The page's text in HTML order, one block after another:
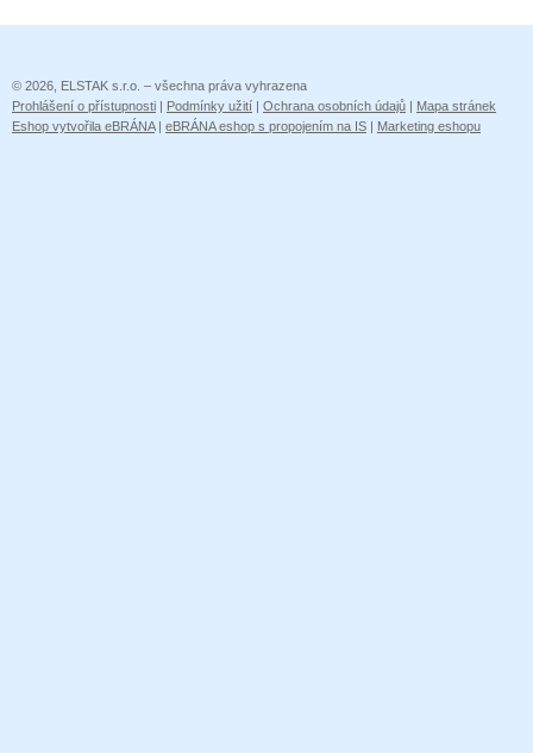
© 2026, ELSTAK s.r.o. – všechna práva vyhrazena
Prohlášení o přístupnosti | Podmínky užití | Ochrana osobních údajů | Mapa stránek
Eshop vytvořila eBRÁNA| eBRÁNA eshop s propojením na IS | Marketing eshopu